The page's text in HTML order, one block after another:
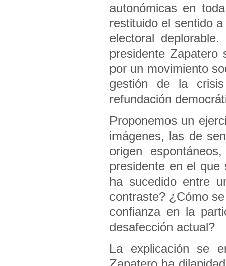
autonómicas en
restituido el sentido
electoral
presidente Zapatero
por un movimiento
gestión de la
refundación
Proponemos un
imágenes, las de
origen
presidente en el que
ha sucedido entre
contraste? ¿Cómo
confianza en la
desafección actual?
La explicación se